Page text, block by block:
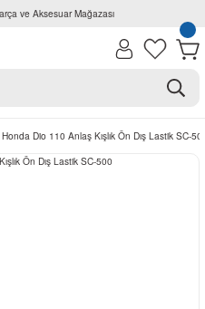
ve Aksesuar Mağazası
Honda Dio 110 Anlaş Kışlık Ön Dış Lastik SC-